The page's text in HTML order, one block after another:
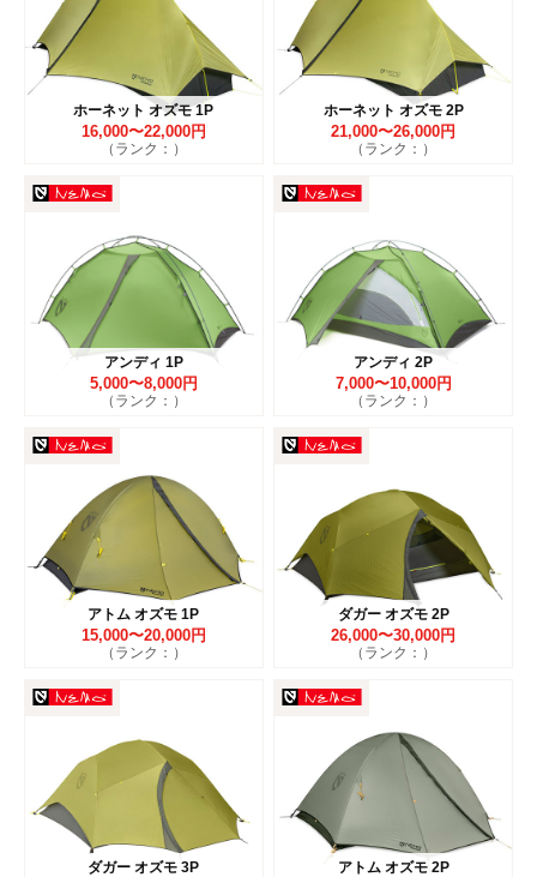
ホーネット オズモ 1P
16,000〜22,000円
（ランク：）
ホーネット オズモ 2P
21,000〜26,000円
（ランク：）
アンディ 1P
5,000〜8,000円
（ランク：）
アンディ 2P
7,000〜10,000円
（ランク：）
アトム オズモ 1P
15,000〜20,000円
（ランク：）
ダガー オズモ 2P
26,000〜30,000円
（ランク：）
ダガー オズモ 3P アトム オズモ 2P